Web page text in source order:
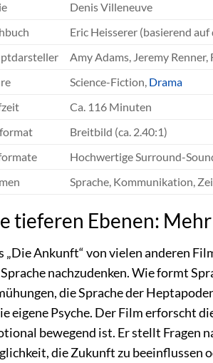
Denis Villeneuve
Eric Heisserer (basierend auf
Amy Adams, Jeremy
Science-Fiction, Drama
Ca. 116 Minuten
Breitbild (ca. 2.40:1)
Hochwertige Surround-
Sprache, Kommunikation,
tieferen Ebenen:
„Die Ankunft“ von vielen anderen
nachzudenken. Wie formt
die Sprache der
eigene Psyche. Der Film erforscht
bewegend ist. Er stellt Fragen
die Zukunft zu beeinflussen